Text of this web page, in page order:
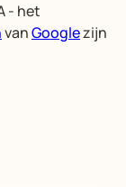
- het
vanGooglezijn